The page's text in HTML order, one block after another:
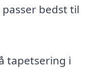
bedst til
tapetsering i